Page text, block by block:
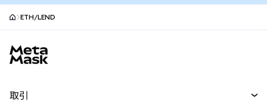
ETH/LEND
取引